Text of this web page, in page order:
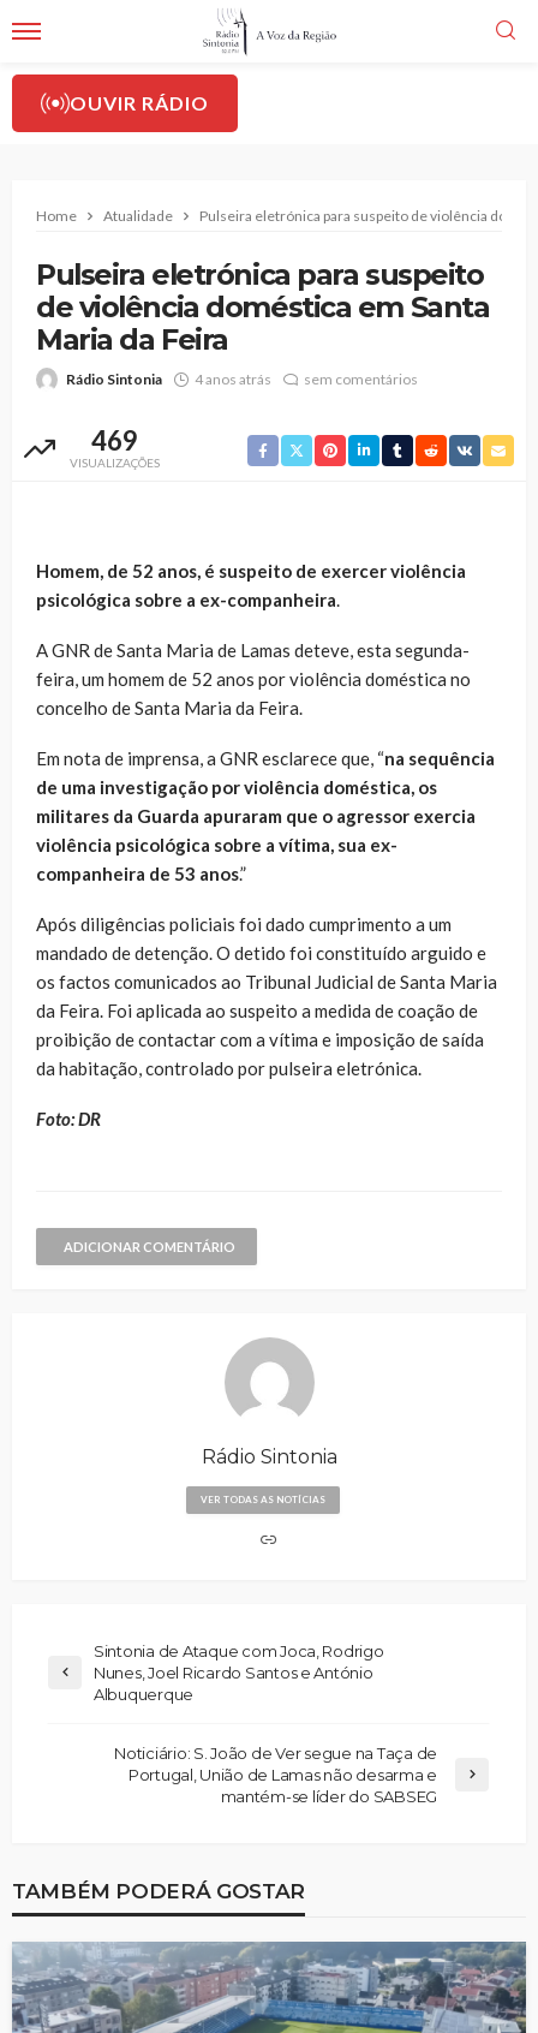
OUVIR RÁDIO
Home Atualidade Pulseira eletrónica para suspeito de violência
Pulseira eletrónica para suspeito
de violência doméstica em Santa
Maria da Feira
Rádio Sintonia 4 anos atrás sem comentários
469
VISUALIZAÇÕES
Homem, de 52 anos, é suspeito de exercer violência
psicológica sobre a ex-companheira.
A GNR de Santa Maria de Lamas deteve, esta segunda-
feira, um homem de 52 anos por violência doméstica no
concelho de Santa Maria da Feira.
Em nota de imprensa, a GNR esclarece que, “na sequência
de uma investigação por violência doméstica, os
militares da Guarda apuraram que o agressor exercia
violência psicológica sobre a vítima, sua ex-
companheira de 53 anos.”
Após diligências policiais foi dado cumprimento a um
mandado de detenção. O detido foi constituído arguido e
os factos comunicados ao Tribunal Judicial de Santa Maria
da Feira. Foi aplicada ao suspeito a medida de coação de
proibição de contactar com a vítima e imposição de saída
da habitação, controlado por pulseira eletrónica.
Foto: DR
ADICIONAR COMENTÁRIO
Rádio Sintonia
VER TODAS AS NOTÍCIAS
Sintonia de Ataque com Joca, Rodrigo
Nunes, Joel Ricardo Santos e António
Albuquerque
Noticiário: S. João de Ver segue na Taça de
Portugal, União de Lamas não desarma e
mantém-se líder do SABSEG
TAMBÉM PODERÁ GOSTAR